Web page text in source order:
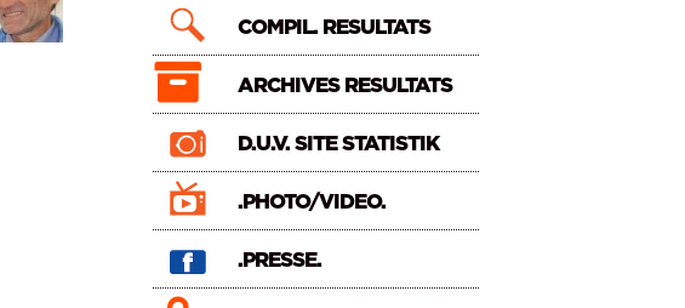
COMPIL. RESULTATS
ARCHIVES RESULTATS
D.U.V. SITE STATISTIK
.PHOTO/VIDEO.
.PRESSE.